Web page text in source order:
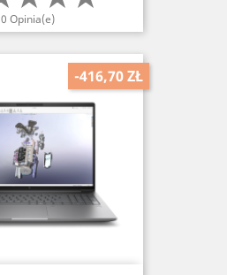
0 Opinia(e)
-416,70 ZŁ